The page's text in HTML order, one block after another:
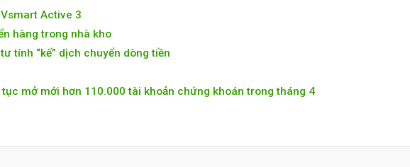
Active 3
hàng trong nhà kho
tính “kế” dịch chuyển dòng tiền
mở mới hơn 110.000 tài khoản chứng khoán trong tháng 4